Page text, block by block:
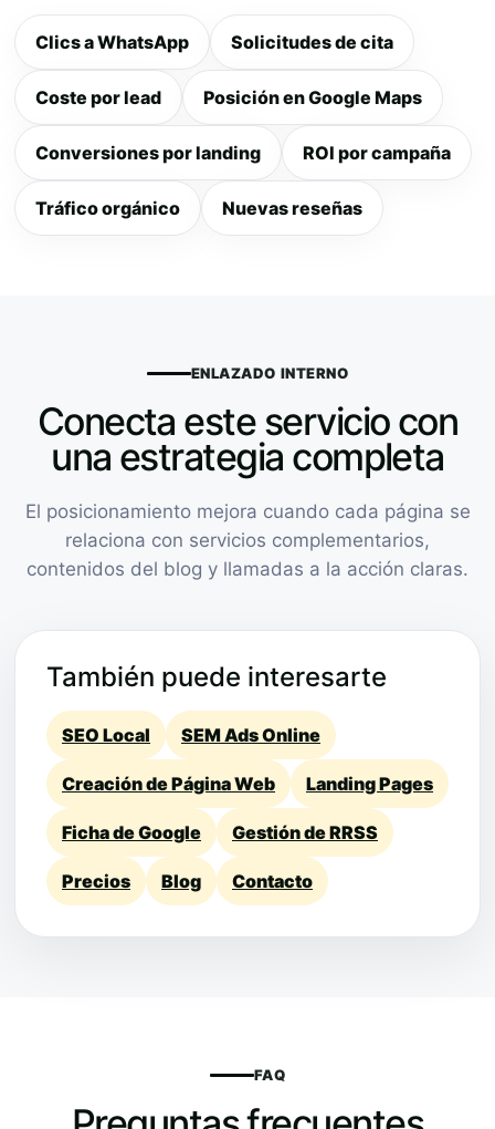
Clics a WhatsApp Solicitudes de cita
Coste por lead Posición en Google Maps
Conversiones por landing ROI por campaña
Tráfico orgánico Nuevas reseñas
ENLAZADO INTERNO
Conecta este servicio con
una estrategia completa
El posicionamiento mejora cuando cada página se
relaciona con servicios complementarios,
contenidos del blog y llamadas a la acción claras.
También puede interesarte
SEO Local SEM Ads Online
Creación de Página Web Landing Pages
Ficha de Google Gestión de RRSS
Precios Blog Contacto
FAQ